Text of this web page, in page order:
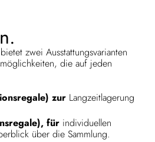
zwei Ausstattungsvarianten
die auf jeden
zur Langzeitlagerung
für individuellen
über die Sammlung.